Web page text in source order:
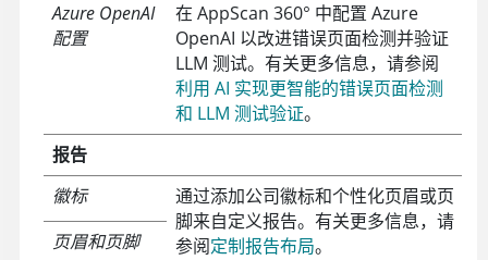
Azure OpenAI
配置
在 AppScan 360° 中配置 Azure
OpenAI 以改进错误页面检测并验证
LLM 测试。有关更多信息，请参阅
利用 AI 实现更智能的错误页面检测
和 LLM 测试验证。
报告
徽标
通过添加公司徽标和个性化页眉或页
脚来自定义报告。有关更多信息，请
参阅定制报告布局。
页眉和页脚